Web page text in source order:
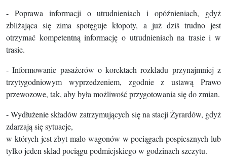
- Poprawa informacji o utrudnieniach i opóźnieniach, gdyż
zbliżająca się zima spotęguje kłopoty, a już dziś trudno jest
otrzymać kompetentną informację o utrudnieniach na trasie i w
trasie.
- Informowanie pasażerów o korektach rozkładu przynajmniej z
trzytygodniowym wyprzedzeniem, zgodnie z ustawą Prawo
przewozowe, tak, aby była możliwość przygotowania się do zmian.
- Wydłużenie składów zatrzymujących się na stacji Żyrardów, gdyż
zdarzają się sytuacje,
w których jest zbyt mało wagonów w pociągach pospiesznych lub
tylko jeden skład pociągu podmiejskiego w godzinach szczytu.